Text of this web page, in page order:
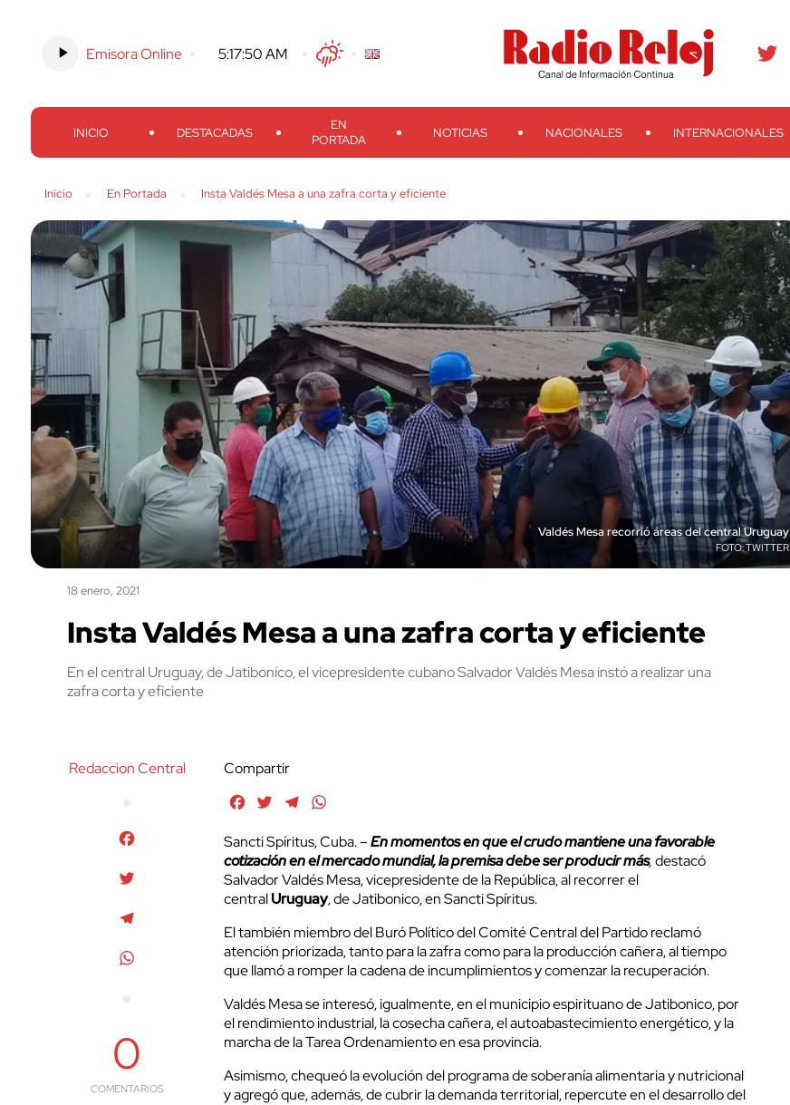
Emisora Online -5:17:51 AM TwitterFacebook
Threads
Instagram TelegramTeveo Ivoox RSS Search
INICIO DESTACADAS
EN
PORTADA
NOTICIAS NACIONALES INTERNACIONALES
Inicio En Portada Insta Valdés Mesa a una zafra corta y eficiente
Valdés Mesa recorrió áreas del central Uruguay
TWITTER
18 enero, 2021
Insta Valdés Mesa a una zafra corta y eficiente
En el central Uruguay, de Jatiboníco, el vicepresidente cubano Salvador Valdés Mesa instó a realizar una
zafra corta y eficiente
Redaccion Central
0
COMENTARIOS
Compartir
FacebookTwitterTelegram
Sancti Spíritus, Cuba. –En momentos en que el crudo mantiene una favorable
cotización en el mercado mundial, la premisa debe ser producir más,destacó
Salvador Valdés Mesa, vicepresidente de la República, al recorrer el
centralUruguay, de Jatibonico, en Sancti Spíritus.
El también miembro del Buró Político del Comité Central del Partido reclamó
atención priorizada, tanto para la zafra como para la producción cañera, al tiempo
que llamó a romper la cadena de incumplimientos y comenzar la recuperación.
Valdés Mesa se interesó, igualmente, en el municipio espirituano de Jatibonico, por
el rendimiento industrial, la cosecha cañera, el autoabastecimiento energético, y la
marcha de la Tarea Ordenamiento en esa provincia.
Asimismo, chequeó la evolución del programa de soberanía alimentaria y nutricional
y agregó que, además, de cubrir la demanda territorial, repercute en el desarrollo del